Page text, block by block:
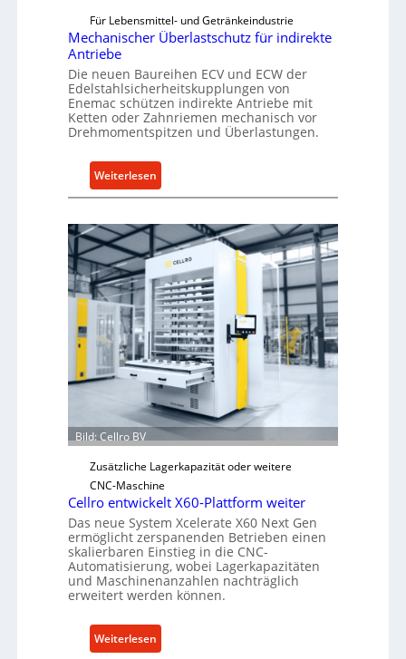
Für Lebensmittel- und Getränkeindustrie
Mechanischer Überlastschutz für indirekte
Antriebe
Die neuen Baureihen ECV und ECW der
Edelstahlsicherheitskupplungen von
Enemac schützen indirekte Antriebe mit
Ketten oder Zahnriemen mechanisch vor
Drehmomentspitzen und Überlastungen.
Weiterlesen:
M
c
h
n
i
s
c
h
e
r
Ü
b
l
a
s
t
s
c
u
t
Bild: Cellro BV
Zusätzliche Lagerkapazität oder weitere
CNC-Maschine
Cellro entwickelt X60-Plattform weiter
Das neue System Xcelerate X60 Next Gen
ermöglicht zerspanenden Betrieben einen
skalierbaren Einstieg in die CNC-
Automatisierung, wobei Lagerkapazitäten
und Maschinenanzahlen nachträglich
erweitert werden können.
Weiterlesen: